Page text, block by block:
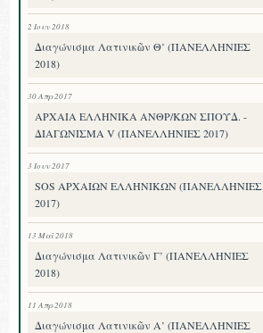
2 Ιουν 2018
Διαγώνισμα Λατινικῶν Θ’ (ΠΑΝΕΛΛΗΝΙΕΣ
2018)
30 Απρ 2017
ΑΡΧΑΙΑ ΕΛΛΗΝΙΚΑ ΑΝΘΡ/ΚΩΝ ΣΠΟΥΔ. -
ΔΙΑΓΩΝΙΣΜΑ V (ΠΑΝΕΛΛΗΝΙΕΣ 2017)
3 Ιουν 2017
SOS ΑΡΧΑΙΩΝ ΕΛΛΗΝΙΚΩΝ (ΠΑΝΕΛΛΗΝΙΕΣ
2017)
13 Μαΐ 2018
Διαγώνισμα Λατινικῶν Γ’ (ΠΑΝΕΛΛΗΝΙΕΣ
2018)
11 Απρ 2018
Διαγώνισμα Λατινικῶν Α’ (ΠΑΝΕΛΛΗΝΙΕΣ